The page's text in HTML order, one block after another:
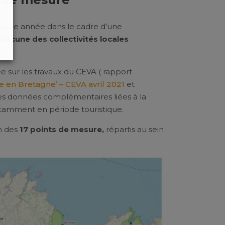
année dans le cadre d’une
des collectivités locales
sur les travaux du CEVA ( rapport
Bretagne’ – CEVA avril 2021 et
données complémentaires liées à la
en période touristique.
des 17 points de mesure, répartis au sein